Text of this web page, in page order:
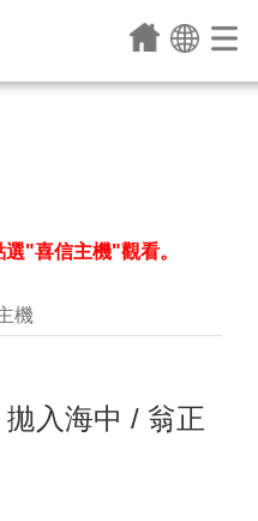
"喜信主機"觀看。
機
入海中 / 翁正